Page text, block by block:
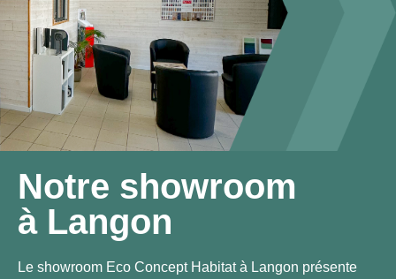
Notre showroom
à Langon
Le showroom Eco Concept Habitat à Langon présente